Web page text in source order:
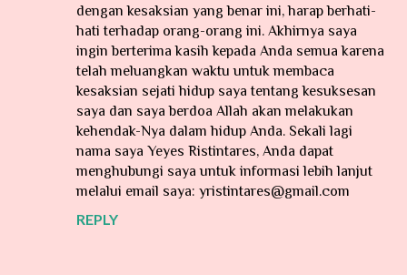
dengan kesaksian yang benar ini, harap berhati-
hati terhadap orang-orang ini. Akhirnya saya
ingin berterima kasih kepada Anda semua karena
telah meluangkan waktu untuk membaca
kesaksian sejati hidup saya tentang kesuksesan
saya dan saya berdoa Allah akan melakukan
kehendak-Nya dalam hidup Anda. Sekali lagi
nama saya Yeyes Ristintares, Anda dapat
menghubungi saya untuk informasi lebih lanjut
melalui email saya: yristintares@gmail.com
REPLY